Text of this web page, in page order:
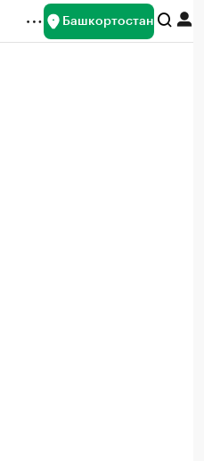
Башкортостан